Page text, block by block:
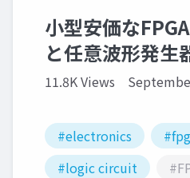
小型安価な
と任意波形発生
11.8K Views
#electronics
#logic circuit